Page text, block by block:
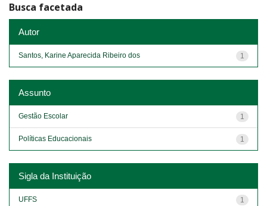
Busca facetada
Autor
1
Santos, Karine Aparecida Ribeiro dos
Assunto
1
Gestão Escolar
1
Políticas Educacionais
Sigla da Instituição
1
UFFS